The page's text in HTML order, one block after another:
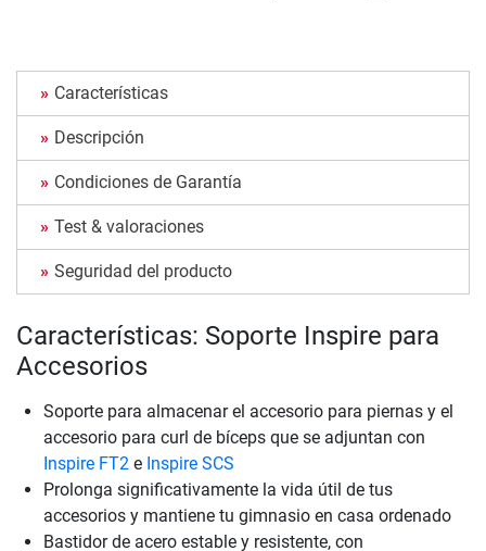
Características
Descripción
Condiciones de Garantía
Test & valoraciones
Seguridad del producto
Características: Soporte Inspire para
Accesorios
Soporte para almacenar el accesorio para piernas y el
accesorio para curl de bíceps que se adjuntan con
Inspire FT2 e Inspire SCS
Prolonga significativamente la vida útil de tus
accesorios y mantiene tu gimnasio en casa ordenado
Bastidor de acero estable y resistente, con